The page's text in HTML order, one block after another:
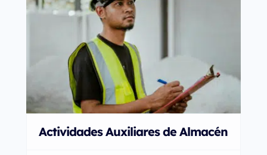
Actividades Auxiliares de Almacén